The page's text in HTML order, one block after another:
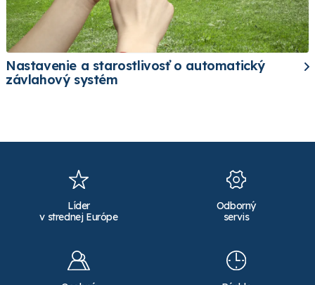
Nastavenie a starostlivosť o automatický
závlahový systém
Líder
v strednej Európe
Odborný
servis